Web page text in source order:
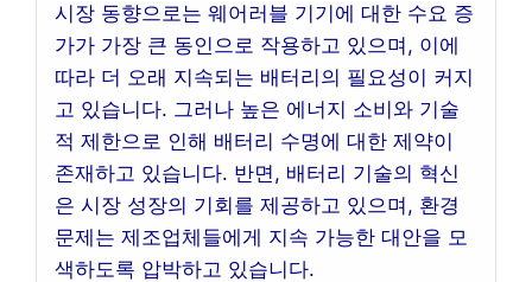
시장 동향으로는 웨어러블 기기에 대한 수요 증
가가 가장 큰 동인으로 작용하고 있으며, 이에
따라 더 오래 지속되는 배터리의 필요성이 커지
고 있습니다. 그러나 높은 에너지 소비와 기술
적 제한으로 인해 배터리 수명에 대한 제약이
존재하고 있습니다. 반면, 배터리 기술의 혁신
은 시장 성장의 기회를 제공하고 있으며, 환경
문제는 제조업체들에게 지속 가능한 대안을 모
색하도록 압박하고 있습니다.